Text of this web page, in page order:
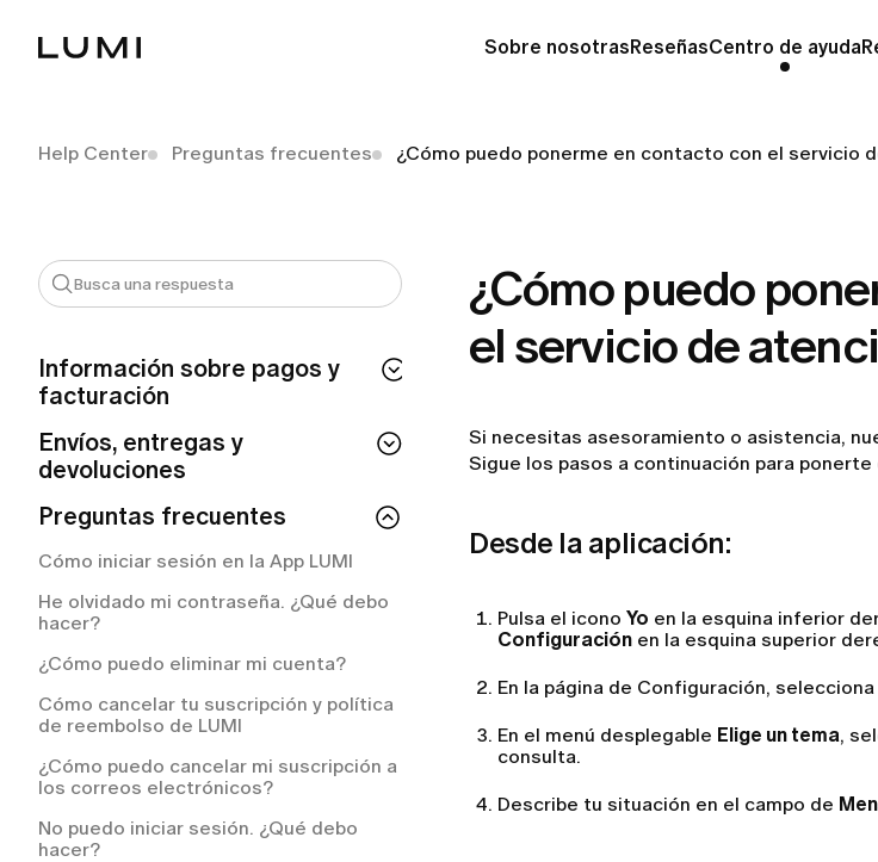
Sobre nosotrasReseñasCentro de ayuda
Help Center Preguntas frecuentes ¿Cómo puedo ponerme en contacto con el servicio
Información sobre pagos y
facturación
¿Cuánto tiempo tarda en procesarse mi
reembolso de LUMI?
¿Por qué se me ha realizado un cargo
automático de LUMI?
¿Cómo solicitar un reembolso en LUMI?
¿Cómo puedo solicitar un reembolso?
Envíos, entregas y
devoluciones
¿Puedo modificar o cancelar mi pedido
después de realizarlo?
¿Tengo que pagar por el servicio de
entrega?
Mi pedido se ha retrasado. ¿Qué debo
hacer?
¿Cómo puedo hacer el seguimiento de
mi pedido?
¿Qué ocurre si un artículo de mi pedido
está agotado?
¿Cómo puedo devolver un artículo que
no me queda bien?
Preguntas frecuentes
Cómo iniciar sesión en la App LUMI
He olvidado mi contraseña. ¿Qué debo
hacer?
¿Cómo puedo eliminar mi cuenta?
Cómo cancelar tu suscripción y política
de reembolso de LUMI
¿Cómo puedo cancelar mi suscripción a
los correos electrónicos?
No puedo iniciar sesión. ¿Qué debo
hacer?
¿Cómo puedo
el servicio de
Si necesitas asesoramiento o asistencia,
Sigue los pasos a continuación para
Desde la aplicación:
Pulsa el icono Yo en la esquina inferior
Configuración en la esquina superior
En la página de Configuración, selecciona
En el menú desplegable Elige un tema,
consulta.
Describe tu situación en el campo de